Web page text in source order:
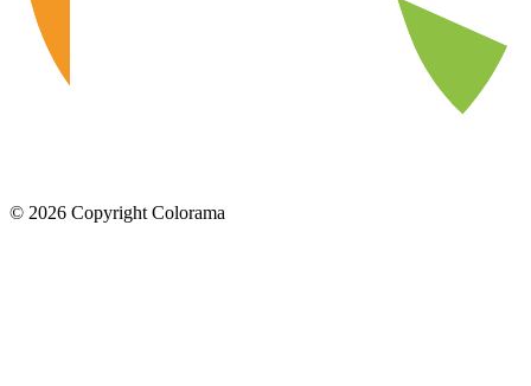
© 2026 Copyright Colorama